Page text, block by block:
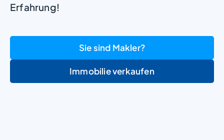
Erfahrung!
Sie sind Makler?
Immobilie verkaufen